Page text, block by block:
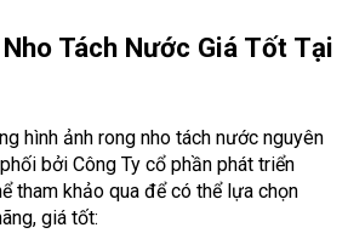
Tách Nước Giá Tốt Tại
hình ảnh rong nho tách nước nguyên
bởi Công Ty cổ phần phát triển
tham khảo qua để có thể lựa chọn
giá tốt: